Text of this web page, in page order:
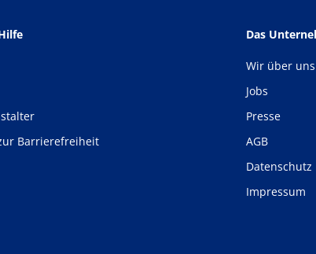
Barrierefreiheit
Das
Wir über uns
Jobs
Presse
AGB
Datenschutz
Impressum